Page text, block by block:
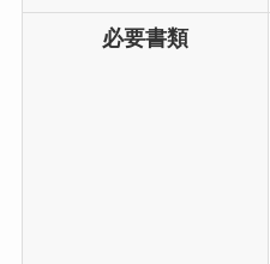
必要書類